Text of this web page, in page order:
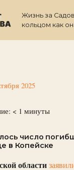
Жизнь за
кольцом как
2025
< 1 минуты
число
в Копейске
области